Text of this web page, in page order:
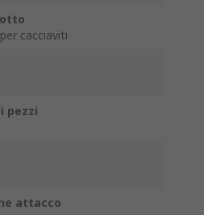
cacciaviti
pezzi
attacco